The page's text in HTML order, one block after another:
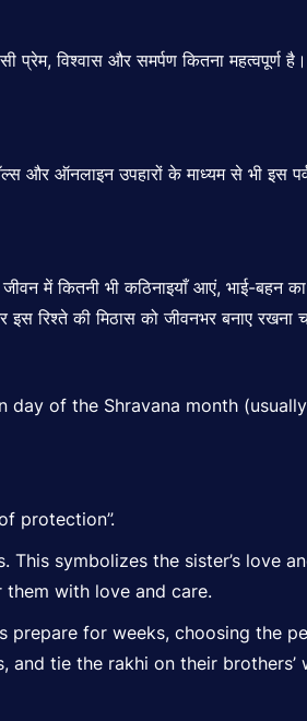
विश्वास और समर्पण कितना महत्वपूर्ण है।
और ऑनलाइन उपहारों के माध्यम से भी इस
जीवन में कितनी भी कठिनाइयाँ आएं, भाई-बहन
की मिठास को जीवनभर बनाए रखना
of the Shravana month
protection”.
symbolizes the sister’s love
with love and care.
prepare for weeks, choosing the
tie the rakhi on their